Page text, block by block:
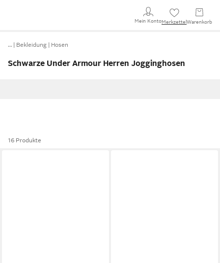
Mein KontoMerkzettel Warenkorb
… Bekleidung Hosen
Schwarze Under Armour Herren Jogginghosen
16 Produkte